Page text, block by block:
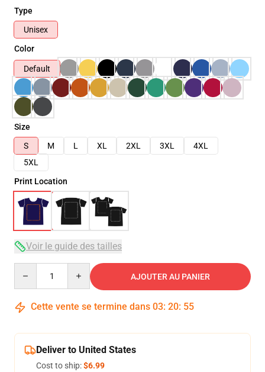
Type
Unisex
Color
Default
Size
S
M L XL 2XL 3XL
4XL
5XL
Print Location
Voir le guide des tailles
AJOUTER AU PANIER
Cette vente se termine dans 03: 20: 54
Deliver to United States
Cost to ship:$6.99